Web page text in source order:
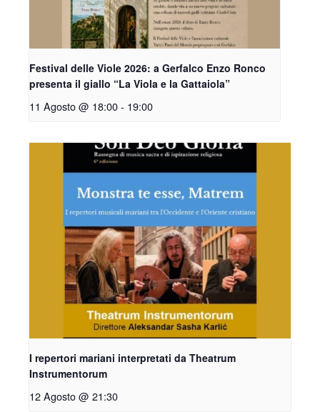
Festival delle Viole 2026: a Gerfalco Enzo Ronco
presenta il giallo “La Viola e la Gattaiola”
11 Agosto @ 18:00- 19:00
I repertori mariani interpretati da Theatrum
Instrumentorum
12 Agosto @ 21:30